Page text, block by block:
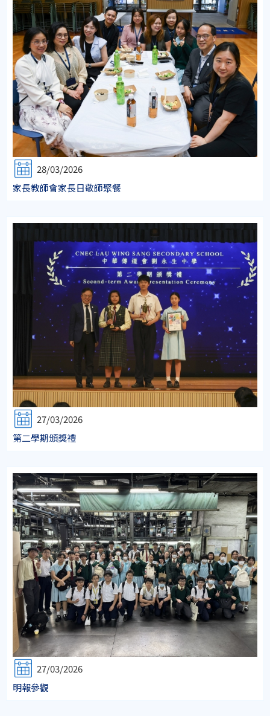
28/03/2026
家長教師會家長日敬師聚餐
27/03/2026
第二學期頒獎禮
27/03/2026
明報參觀